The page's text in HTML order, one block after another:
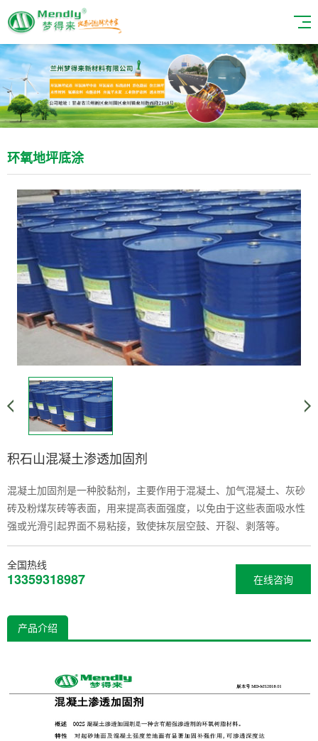
环氧地坪底涂
积石山混凝土渗透加固剂
混凝土加固剂是一种胶黏剂，主要作用于混凝土、加气混凝土、灰砂
砖及粉煤灰砖等表面，用来提高表面强度，以免由于这些表面吸水性
强或光滑引起界面不易粘接，致使抹灰层空鼓、开裂、剥落等。
在线咨询
全国热线
13359318987
产品介绍